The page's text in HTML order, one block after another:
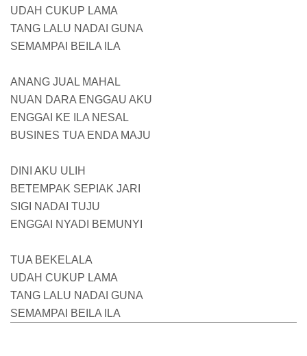
UDAH CUKUP LAMA
TANG LALU NADAI GUNA
SEMAMPAI BEILA ILA
ANANG JUAL MAHAL
NUAN DARA ENGGAU AKU
ENGGAI KE ILA NESAL
BUSINES TUA ENDA MAJU
DINI AKU ULIH
BETEMPAK SEPIAK JARI
SIGI NADAI TUJU
ENGGAI NYADI BEMUNYI
TUA BEKELALA
UDAH CUKUP LAMA
TANG LALU NADAI GUNA
SEMAMPAI BEILA ILA